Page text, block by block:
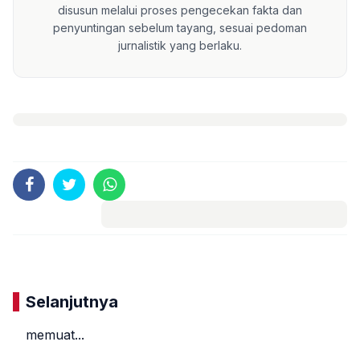
disusun melalui proses pengecekan fakta dan
penyuntingan sebelum tayang, sesuai pedoman
jurnalistik yang berlaku.
Selanjutnya
memuat...